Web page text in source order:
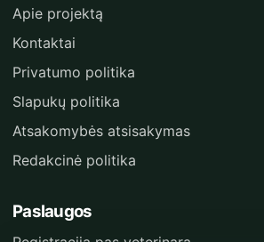
Apie projektą
Kontaktai
Privatumo politika
Slapukų politika
Atsakomybės atsisakymas
Redakcinė politika
Paslaugos